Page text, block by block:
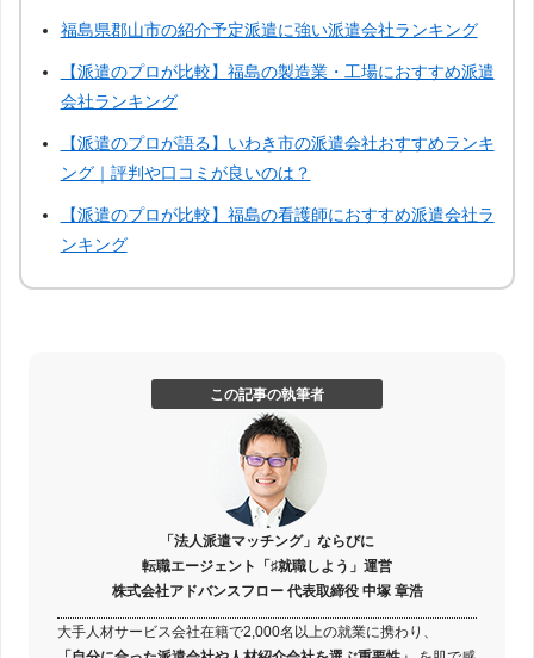
愛媛 高知 佐賀 長崎
熊本
沖縄
福島県郡山市の紹介予定派遣に強い派遣会社ランキング
【派遣のプロが比較】福島の製造業・工場におすすめ派遣
会社ランキング
【派遣のプロが語る】いわき市の派遣会社おすすめランキ
ング｜評判や口コミが良いのは？
【派遣のプロが比較】福島の看護師におすすめ派遣会社ラ
ンキング
この記事の執筆者
「法人派遣マッチング」ならびに
転職エージェント「♯就職しよう」運営
株式会社アドバンスフロー 代表取締役 中塚 章浩
大手人材サービス会社在籍で2,000名以上の就業に携わり、